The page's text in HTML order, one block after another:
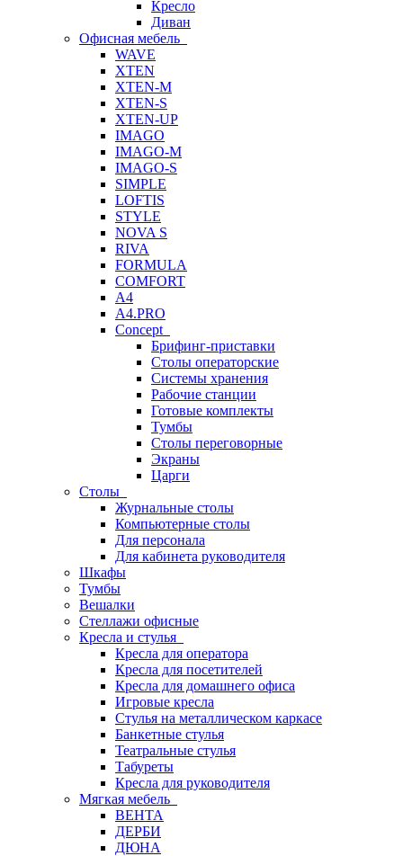
Кресло
Диван
Офисная мебель
WAVE
XTEN
XTEN-M
XTEN-S
XTEN-UP
IMAGO
IMAGO-M
IMAGO-S
SIMPLE
LOFTIS
STYLE
NOVA S
RIVA
FORMULA
COMFORT
A4
A4.PRO
Concept
Брифинг-приставки
Столы операторские
Системы хранения
Рабочие станции
Готовые комплекты
Тумбы
Столы переговорные
Экраны
Царги
Столы
Журнальные столы
Компьютерные столы
Для персонала
Для кабинета руководителя
Шкафы
Тумбы
Вешалки
Стеллажи офисные
Кресла и стулья
Кресла для оператора
Кресла для посетителей
Кресла для домашнего офиса
Игровые кресла
Стулья на металлическом каркасе
Банкетные стулья
Театральные стулья
Табуреты
Кресла для руководителя
Мягкая мебель
ВЕНТА
ДЕРБИ
ДЮНА